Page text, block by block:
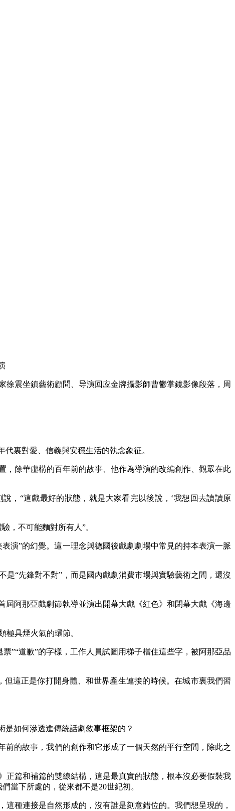
震坐鎮藝術顧問、导演回应金牌攝影師曹鬱掌鏡影像段落，周
裏對愛、信義與安穩生活的執念象征。
餘華虛構的百年前的故事、他作為導演的改編創作、觀眾在此
“這戲最好的狀態，就是大家看完以後說，‘我想回去讀讀原
，不可能麵對所有人”。
”的幻覺。這一理念與德國後戲劇劇場中常見的持本表演一脈
“先鋒對不對”，而是國內戲劇消費市場與實驗藝術之間，還沒
阿那亞戲劇節執導並演出開幕大戲《紅色》和閉幕大戲《海邊
具煙火氣的環節。
道歉”的字樣，工作人員試圖用梯子檔住這些字，被阿那亞品
這正是你打開身體、和世界產生連接的時候。在城市裏我們習
是如何滲透進傳統話劇敘事框架的？
的故事，我們的創作和它形成了一個天然的平行空間，除此之
篇和補篇的雙線結構，這是最真實的狀態，根本沒必要假裝我
當下所處的，從來都不是20世紀初。
種連接是自然形成的，沒有誰是刻意錯位的。我們想呈現的，